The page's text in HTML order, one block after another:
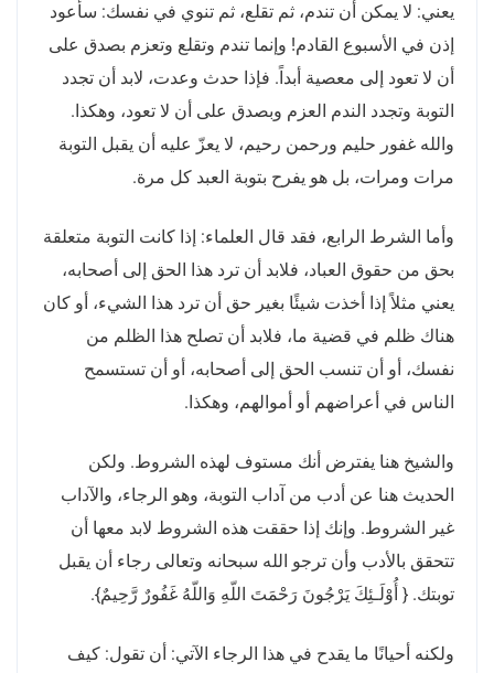
يعني: لا يمكن أن تندم، ثم تقلع، ثم تنوي في نفسك: سأعود
إذن في الأسبوع القادم! وإنما تندم وتقلع وتعزم بصدق على
أن لا تعود إلى معصية أبداً. فإذا حدث وعدت، لابد أن تجدد
التوبة وتجدد الندم العزم وبصدق على أن لا تعود، وهكذا.
والله غفور حليم ورحمن رحيم، لا يعزّ عليه أن يقبل التوبة
مرات ومرات، بل هو يفرح بتوبة العبد كل مرة.
وأما الشرط الرابع، فقد قال العلماء: إذا كانت التوبة متعلقة
بحق من حقوق العباد، فلابد أن ترد هذا الحق إلى أصحابه،
يعني مثلاً إذا أخذت شيئًا بغير حق أن ترد هذا الشيء، أو كان
هناك ظلم في قضية ما، فلابد أن تصلح هذا الظلم من
نفسك، أو أن تنسب الحق إلى أصحابه، أو أن تستسمح
الناس في أعراضهم أو أموالهم، وهكذا.
والشيخ هنا يفترض أنك مستوف لهذه الشروط. ولكن
الحديث هنا عن أدب من آداب التوبة، وهو الرجاء، والآداب
غير الشروط. وإنك إذا حققت هذه الشروط لابد معها أن
تتحقق بالأدب وأن ترجو الله سبحانه وتعالى رجاء أن يقبل
توبتك. { أُوْلَـئِكَ يَرْجُونَ رَحْمَتَ اللّهِ وَاللّهُ غَفُورٌ رَّحِيمٌ}.
ولكنه أحيانًا ما يقدح في هذا الرجاء الآتي: أن تقول: كيف